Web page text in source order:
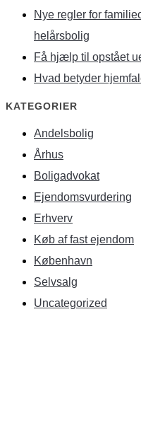
Nye regler for
helårsbolig
Få hjælp til opstået
Hvad betyder
KATEGORIER
Andelsbolig
Århus
Boligadvokat
Ejendomsvurdering
Erhverv
Køb af fast ejendom
København
Selvsalg
Uncategorized